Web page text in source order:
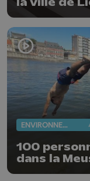
ENVIRONNEMENT
100
dans la